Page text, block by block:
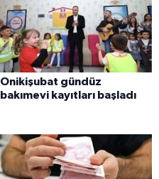
Onikişubat gündüz
bakımevi kayıtları başladı